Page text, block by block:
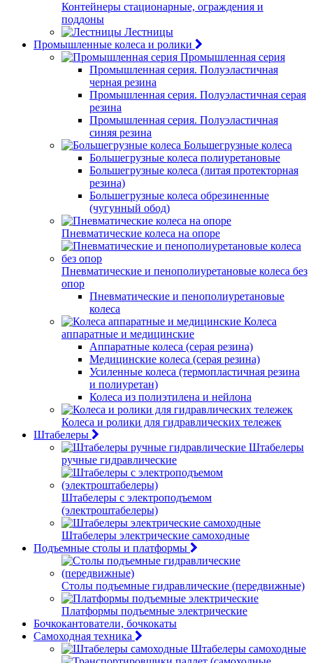
Контейнеры стационарные, ограждения и
поддоны
Лестницы
Промышленные колеса и ролики
Промышленная серия
Промышленная серия. Полуэластичная
черная резина
Промышленная серия. Полуэластичная серая
резина
Промышленная серия. Полуэластичная
синяя резина
Большегрузные колеса
Большегрузные колеса полиуретановые
Большегрузные колеса (литая протекторная
резина)
Большегрузные колеса обрезиненные
(чугунный обод)
Пневматические колеса на опоре
Пневматические и пенополиуретановые колеса без
опор
Пневматические и пенополиуретановые
колеса
Колеса
аппаратные и медицинские
Аппаратные колеса (серая резина)
Медицинские колеса (серая резина)
Усиленные колеса (термопластичная резина
и полиуретан)
Колеса из полиэтилена и нейлона
Колеса и ролики для гидравлических тележек
Штабелеры
Штабелеры
ручные гидравлические
Штабелеры с электроподъемом
(электроштабелеры)
Штабелеры электрические самоходные
Подъемные столы и платформы
Столы подъемные гидравлические (передвижные)
Платформы подъемные электрические
Бочкокантователи, бочкокаты
Самоходная техника
Штабелеры самоходные